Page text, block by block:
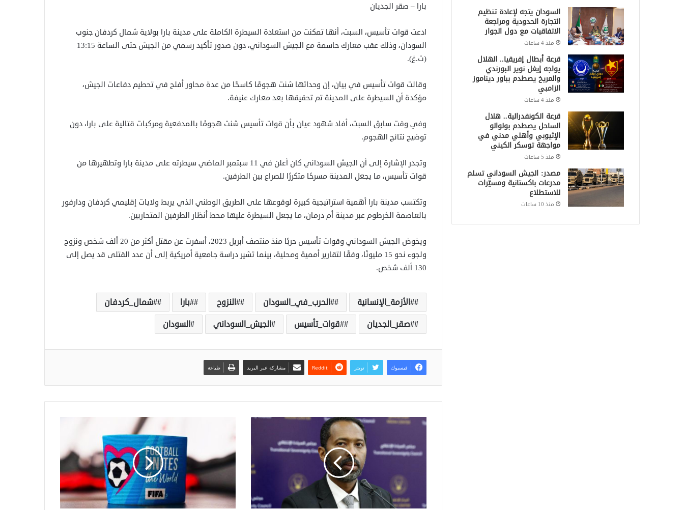
بارا – صقر الجديان
ادعت قوات تأسيس، السبت، أنها تمكنت من استعادة السيطرة الكاملة على مدينة بارا بولاية شمال كردفان جنوب
السودان، وذلك عقب معارك حاسمة مع الجيش السوداني، دون صدور تأكيد رسمي من الجيش حتى الساعة 13:15
(ت.غ).
وقالت قوات تأسيس في بيان، إن وحداتها شنت هجومًا كاسحًا من عدة محاور أفلح في تحطيم دفاعات الجيش،
مؤكدة أن السيطرة على المدينة تم تحقيقها بعد معارك عنيفة.
وفي وقت سابق السبت، أفاد شهود عيان بأن قوات تأسيس شنت هجومًا بالمدفعية ومركبات قتالية على بارا، دون
توضيح نتائج الهجوم.
وتجدر الإشارة إلى أن الجيش السوداني كان أعلن في 11 سبتمبر الماضي سيطرته على مدينة بارا وتطهيرها من
قوات تأسيس، ما يجعل المدينة مسرحًا متكررًا للصراع بين الطرفين.
وتكتسب مدينة بارا أهمية استراتيجية كبيرة لوقوعها على الطريق الوطني الذي يربط ولايات إقليمي كردفان ودارفور
بالعاصمة الخرطوم عبر مدينة أم درمان، ما يجعل السيطرة عليها محط أنظار الطرفين المتحاربين.
ويخوض الجيش السوداني وقوات تأسيس حربًا منذ منتصف أبريل 2023، أسفرت عن مقتل أكثر من 20 ألف شخص ونزوح
ولجوء نحو 15 مليونًا، وفقًا لتقارير أممية ومحلية، بينما تشير دراسة جامعية أمريكية إلى أن عدد القتلى قد يصل إلى
130 ألف شخص.
#الأزمة_الإنسانية #الحرب_في_السودان #النزوح #بارا
#شمال_كردفان
#صقر_الجديان
#قوات_تأسيس الجيش_السوداني السودان
فيسبوك تويتر مشاركة عبر البريد طباعة
السودان يتجه لإعادة تنظيم
التجارة الحدودية ومراجعة
الاتفاقيات مع دول الجوار
منذ 4 ساعات
قرعة أبطال إفريقيا.. الهلال
يواجه إيغل نوير البورندي
والمريخ يصطدم بباور ديناموز
الزامبي
منذ 4 ساعات
قرعة الكونفدرالية.. هلال
الساحل يصطدم بولوالو
الإثيوبي وأهلي مدني في
مواجهة توسكر الكيني
منذ 5 ساعات
مصدر: الجيش السوداني تسلم
مدرعات باكستانية ومسيّرات
للاستطلاع
منذ 10 ساعات